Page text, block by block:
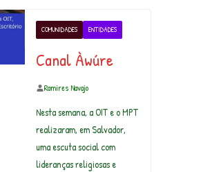
COMUNIDADES ENTIDADES
Canal Àwúre
Ramires Navajo
Nesta semana, a OIT e o MPT
realizaram, em Salvador,
uma escuta social com
lideranças religiosas e